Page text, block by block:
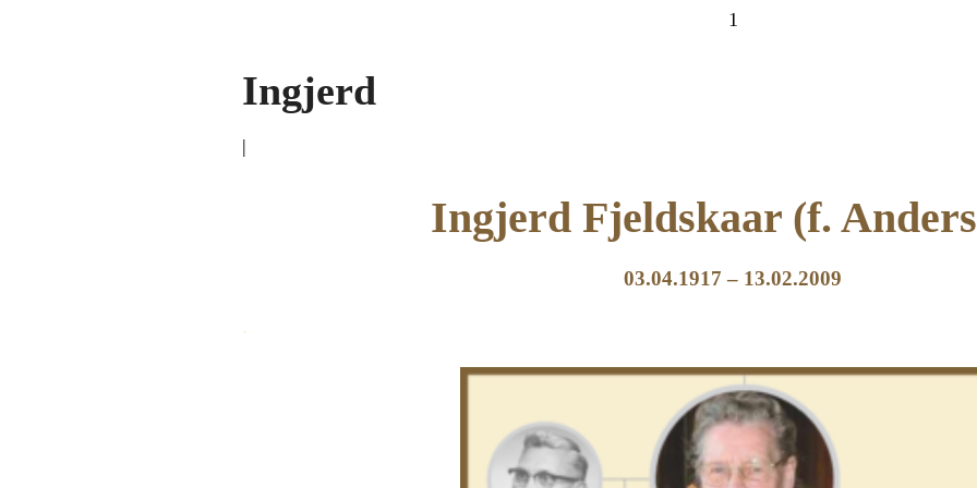
1
Ingjerd
|
Ingjerd Fjeldskaar (f.
03.04.1917 – 13.02.2009
.